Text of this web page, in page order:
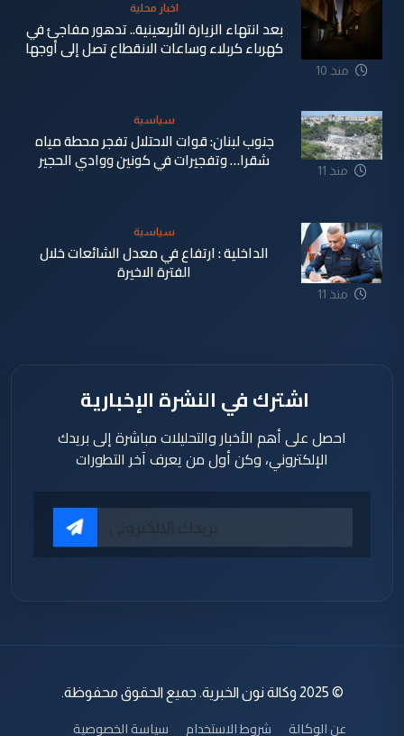
منذ 10
اخبار محلية
بعد انتهاء الزيارة الأربعينية.. تدهور مفاجئ في
كهرباء كربلاء وساعات الانقطاع تصل إلى أوجها
منذ 11
سياسية
جنوب لبنان: قوات الاحتلال تفجر محطة مياه
شقرا… وتفجيرات في كونين ووادي الحجير
منذ 11
سياسية
الداخلية : ارتفاع في معدل الشائعات خلال
الفترة الاخيرة
اشترك في النشرة الإخبارية
احصل على أهم الأخبار والتحليلات مباشرة إلى بريدك
الإلكتروني، وكن أول من يعرف آخر التطورات
© 2025 وكالة نون الخبرية. جميع الحقوق محفوظة.
عن الوكالة شروط الاستخدام سياسة الخصوصية